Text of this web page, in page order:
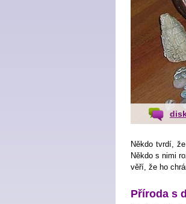
Někdo tvrdí,
Někdo s nimi
věří, že ho
Příroda s